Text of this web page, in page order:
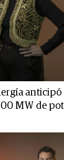
anticipó
MW de